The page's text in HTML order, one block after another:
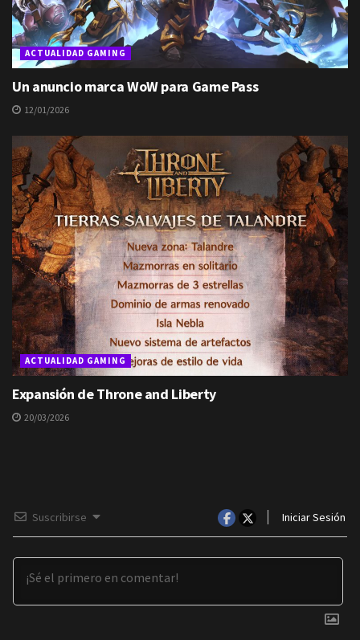
ACTUALIDAD GAMING
Un anuncio marca WoW para Game Pass
12/01/2026
ACTUALIDAD GAMING
Expansión de Throne and Liberty
20/03/2026
Suscribirse Iniciar Sesión